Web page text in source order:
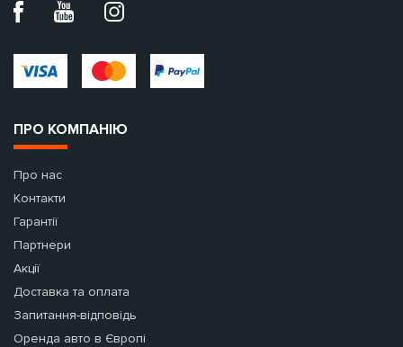
ПРО КОМПАНІЮ
Про нас
Контакти
Гарантії
Партнери
Акції
Доставка та оплата
Запитання-відповідь
Оренда авто в Європі